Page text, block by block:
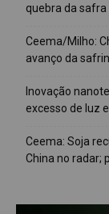
quebra da safra
Ceema/Milho:
avanço da
Inovação
excesso de luz
Ceema: Soja
China no radar;